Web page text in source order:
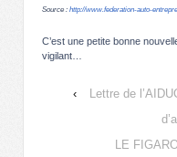
Source : http://www.federation-auto-
C’est une petite bonne
vigilant…
‹
Lettre de
LE